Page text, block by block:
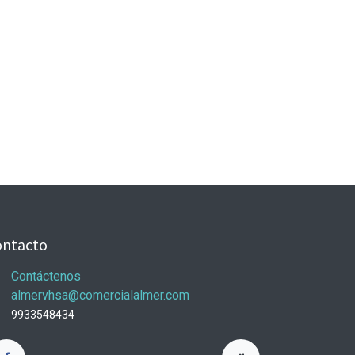
Contáctenos
almervhsa@comercialalmer.com
9933548434